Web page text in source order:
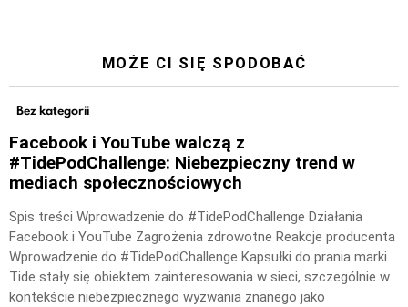
MOŻE CI SIĘ SPODOBAĆ
Bez kategorii
Facebook i YouTube walczą z
#TidePodChallenge: Niebezpieczny trend w
mediach społecznościowych
Spis treści Wprowadzenie do #TidePodChallenge Działania
Facebook i YouTube Zagrożenia zdrowotne Reakcje producenta
Wprowadzenie do #TidePodChallenge Kapsułki do prania marki
Tide stały się obiektem zainteresowania w sieci, szczególnie w
kontekście niebezpiecznego wyzwania znanego jako